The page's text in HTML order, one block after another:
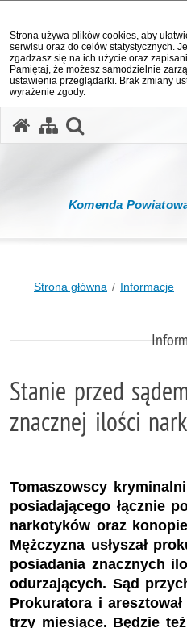
Strona używa plików cookies, aby
serwisu oraz do celów statystycznych.
zgadzasz się na ich użycie oraz
Pamiętaj, że możesz samodzielnie
ustawienia przeglądarki. Brak zmiany
wyrażenie zgody.
Komenda
Strona główna Informacje
Stanie przed
znacznej ilości
Tomaszowscy
posiadającego łącznie
narkotyków oraz
Mężczyzna usłyszał
posiadania znacznych
odurzających. Sąd
Prokuratora i
trzy miesiące. Będzie